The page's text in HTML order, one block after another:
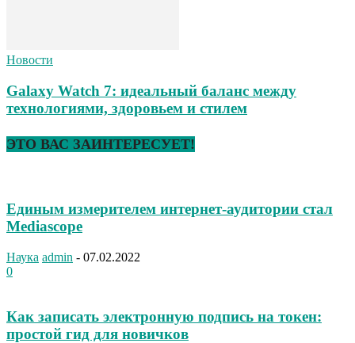
Новости
Galaxy Watch 7: идеальный баланс между
технологиями, здоровьем и стилем
ЭТО ВАС ЗАИНТЕРЕСУЕТ!
Единым измерителем интернет-аудитории стал
Mediascope
Наука admin - 07.02.2022
0
Как записать электронную подпись на токен:
простой гид для новичков